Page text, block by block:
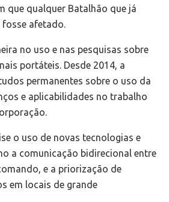
que qualquer Batalhão que já
afetado.
no uso e nas pesquisas sobre
portáteis. Desde 2014, a
permanentes sobre o uso da
e aplicabilidades no trabalho
o uso de novas tecnologias e
a comunicação bidirecional entre
e a priorização de
em locais de grande